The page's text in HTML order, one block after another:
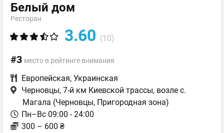
Белый дом
Ресторан
3.60 (10)
#3 место в рейтинге внимания
Европейская, Украинская
Черновцы, 7-й км Киевской трассы, возле с.
Магала (Черновцы, Пригородная зона)
Пн–Вс 09:00 - 24:00
300 – 600 ₴